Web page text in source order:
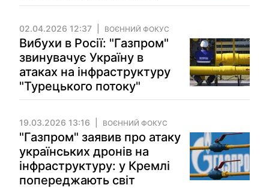
02.04.2026 12:37 ВОЄННИЙ ФОКУС
Вибухи в Росії: "Газпром"
звинувачує Україну в
атаках на інфраструктуру
"Турецького потоку"
19.03.2026 13:16 ВОЄННИЙ ФОКУС
"Газпром" заявив про атаку
українських дронів на
інфраструктуру: у Кремлі
попереджають світ